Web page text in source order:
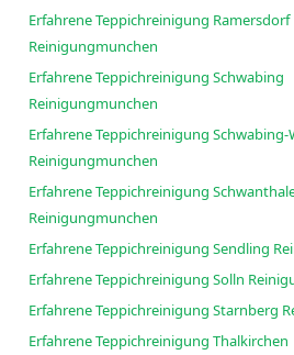
Erfahrene Teppichreinigung Ramersdorf
Reinigungmunchen
Erfahrene Teppichreinigung Schwabing
Reinigungmunchen
Erfahrene Teppichreinigung Schwabing-
Reinigungmunchen
Erfahrene Teppichreinigung
Reinigungmunchen
Erfahrene
Erfahrene Teppichreinigung Thalkirchen